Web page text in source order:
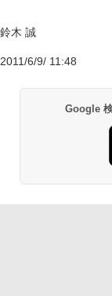
鈴木 誠
2011/6/9/ 11:48
Google